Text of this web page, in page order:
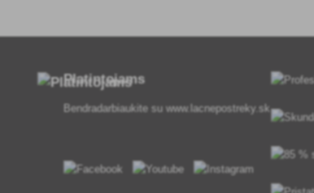
Platintojams
Bendradarbiaukite suwww.lacnepostreky.sk